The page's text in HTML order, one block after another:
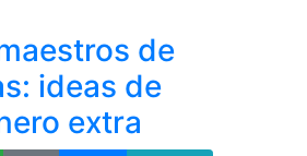
de
ideas de
extra